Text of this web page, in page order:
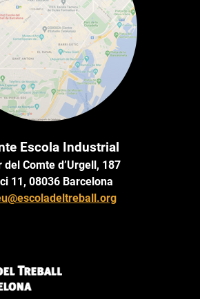
Escola Industrial
del Comte d’Urgell, 187
11, 08036 Barcelona